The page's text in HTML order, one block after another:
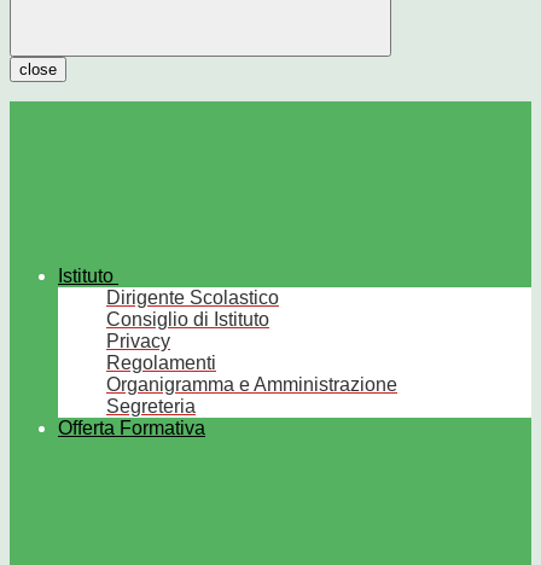
close
Istituto
Dirigente Scolastico
Consiglio di Istituto
Privacy
Regolamenti
Organigramma e Amministrazione
Segreteria
Offerta Formativa